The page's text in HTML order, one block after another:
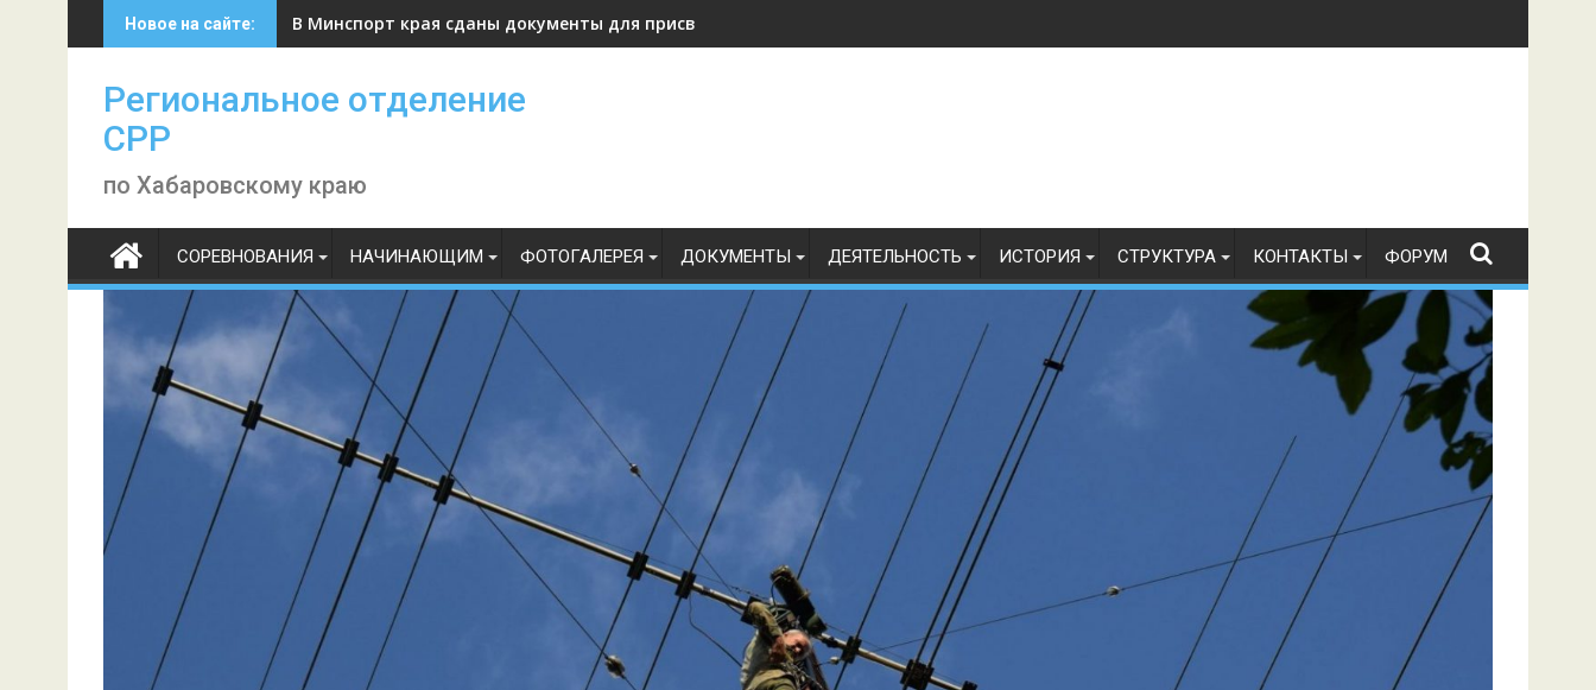
to
Новое на сайте: В Минспорт края сданы документы для присвоения, подтверждения спортивных разрядов по радиоспорту 21.07.2026 г.
Региональное отделение
СРР
по Хабаровскому краю
СОРЕВНОВАНИЯ НАЧИНАЮЩИМ ФОТОГАЛЕРЕЯ ДОКУМЕНТЫ ДЕЯТЕЛЬНОСТЬ ИСТОРИЯ СТРУКТУРА КОНТАКТЫ ФОРУМ